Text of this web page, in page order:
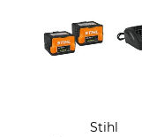
Stihl